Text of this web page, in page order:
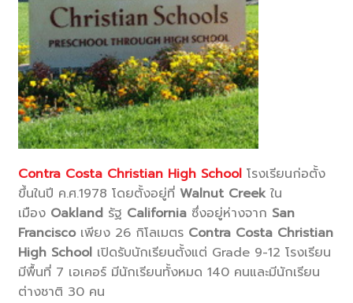
Contra Costa Christian High School โรงเรียนก่อตั้ง
ขึ้นในปี ค.ศ.1978 โดยตั้งอยู่ที่ Walnut Creekใน
เมือง Oakland รัฐ California ซึ่งอยู่ห่างจาก San
Franciscoเพียง 26 กิโลเมตร Contra Costa Christian
High School เปิดรับนักเรียนตั้งแต่ Grade 9-12 โรงเรียน
มีพื้นที่ 7 เอเคอร์ มีนักเรียนทั้งหมด 140 คนและมีนักเรียน
ต่างชาติ 30 คน